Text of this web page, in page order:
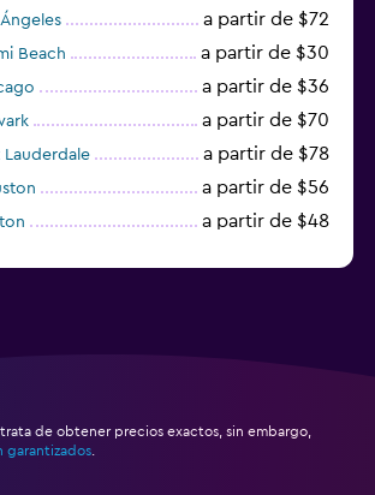
a partir de $72
Beach a partir de $30
a partir de $36
a partir de $70
Lauderdale a partir de $78
a partir de $56
a partir de $48
de obtener precios exactos, sin embargo,
garantizados